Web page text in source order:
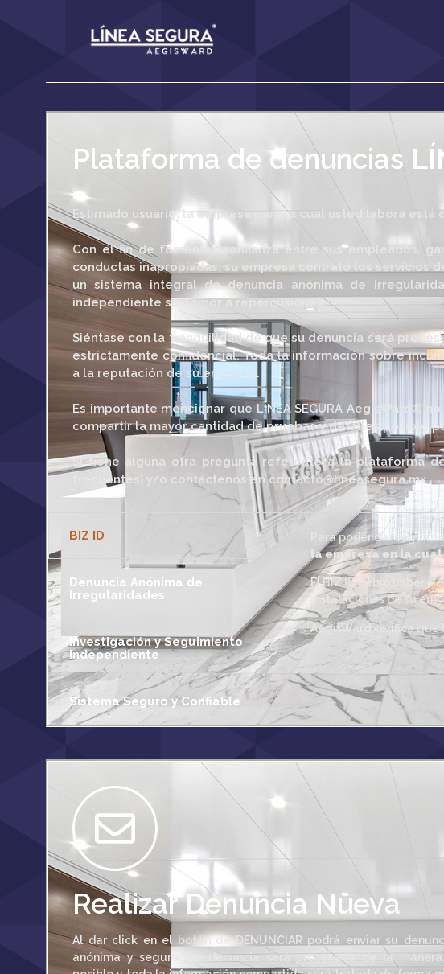
Plataforma de denuncias
Estimado usuario, la empresa para la cual usted labora
Con el fin de fomentar confianza entre sus empleados,
conductas inapropiadas, su empresa contrató los servicios
un sistema integral de denuncia anónima de
independiente sin temor a repercusiones.
Siéntase con la tranquilidad de que su denuncia será
estrictamente confidencial. Toda la información sobre
a la reputación de su empresa.
Es importante mencionar que LÍNEA SEGURA
compartir la mayor cantidad de pruebas y detalles posible
Si tiene alguna otra pregunta referente a la plataforma de
frecuentes) y/o contáctenos en contacto@lineasegura.mx
BIZ ID
Denuncia Anónima de
Irregularidades
Investigación y Seguimiento
Independiente
Sistema Seguro y Confiable
Para poder dar
la empresa en la
El BIZ ID debió haber
instalaciones de su
AegisWard verifica que
Realizar Denuncia Nueva
Al dar click en el botón de DENUNCIAR podrá enviar su
anónima y segura. Su denuncia será procesada de la manera